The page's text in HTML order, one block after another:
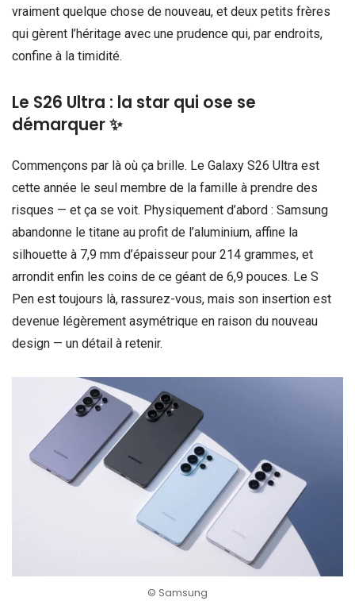
vraiment quelque chose de nouveau, et deux petits frères
qui gèrent l’héritage avec une prudence qui, par endroits,
confine à la timidité.
Le S26 Ultra : la star qui ose se
démarquer ✨
Commençons par là où ça brille. Le Galaxy S26 Ultra est
cette année le seul membre de la famille à prendre des
risques — et ça se voit. Physiquement d’abord : Samsung
abandonne le titane au profit de l’aluminium, affine la
silhouette à 7,9 mm d’épaisseur pour 214 grammes, et
arrondit enfin les coins de ce géant de 6,9 pouces. Le S
Pen est toujours là, rassurez-vous, mais son insertion est
devenue légèrement asymétrique en raison du nouveau
design — un détail à retenir.
© Samsung